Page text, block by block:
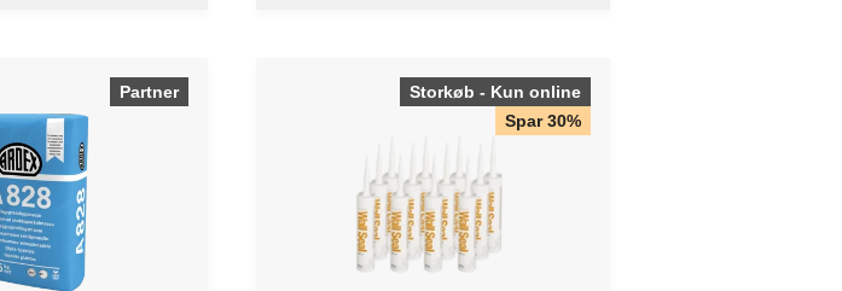
Partner
Storkøb - Kun online
Spar 30%